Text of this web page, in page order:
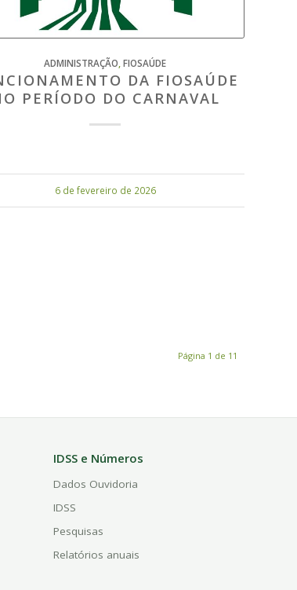
ADMINISTRAÇÃO,FIOSAÚDE
DA FIOSAÚDE
PERÍODO DO CARNAVAL
6 de fevereiro de 2026
Página 1 de 11
IDSS e Números
Dados Ouvidoria
IDSS
Pesquisas
Relatórios anuais